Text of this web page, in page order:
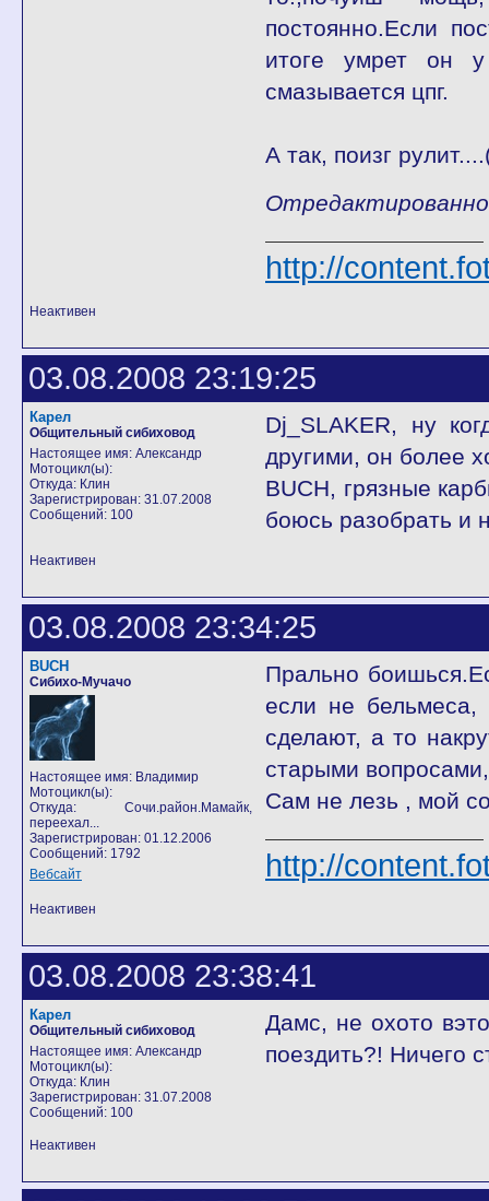
постоянно.Если
итоге умрет он
смазывается цпг.
А так, поизг
http://
Неактивен
03.08.2008 23:19:25
Карел
Общительный сибиховод
Настоящее имя: Александр
Мотоцикл(ы):
Откуда: Клин
Зарегистрирован: 31.07.2008
Сообщений: 100
Dj_SLAKER, ну
другими, он более
BUCH, грязные
боюсь разобрать и
Неактивен
03.08.2008 23:34:25
BUCH
Сибихо-Мучачо
Настоящее имя: Владимир
Мотоцикл(ы):
Откуда: Сочи.район.Мамайк,
переехал...
Зарегистрирован: 01.12.2006
Сообщений: 1792
Вебсайт
Прально
если не
сделают, а то
старыми
Сам не лезь , мой
http://
Неактивен
03.08.2008 23:38:41
Карел
Общительный сибиховод
Настоящее имя: Александр
Мотоцикл(ы):
Откуда: Клин
Зарегистрирован: 31.07.2008
Сообщений: 100
Дамс, не охото
поездить?! Ничего
Неактивен